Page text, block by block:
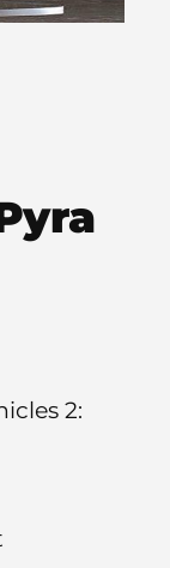
2: